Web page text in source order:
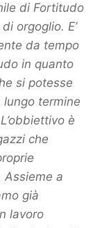
di Fortitudo
orgoglio. E’
da tempo
in quanto
si potesse
termine
è
che
a
già
lavoro